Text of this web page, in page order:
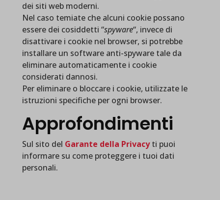
dei siti web moderni.
Nel caso temiate che alcuni cookie possano
essere dei cosiddetti “spyware“, invece di
disattivare i cookie nel browser, si potrebbe
installare un software anti-spyware tale da
eliminare automaticamente i cookie
considerati dannosi.
Per eliminare o bloccare i cookie, utilizzate le
istruzioni specifiche per ogni browser.
Approfondimenti
Sul sito del Garante della Privacyti puoi
informare su come proteggere i tuoi dati
personali.